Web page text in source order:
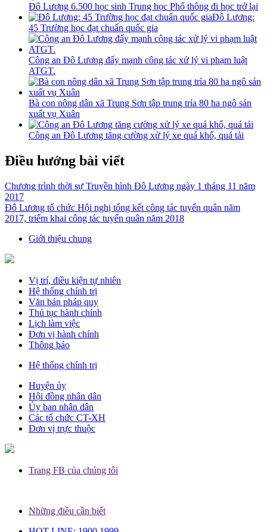
Đô Lương 6.500 học sinh Trung học Phổ thông đi học trở lại
Đô Lương:
45 Trường học đạt chuẩn quốc gia
Công an Đô Lương đẩy mạnh công tác xử lý vi phạm luật
ATGT.
Bà con nông dân xã Trung Sơn tập trung trỉa 80 ha ngô sản
xuất vụ Xuân
Công an Đô Lương tăng cường xử lý xe quá khổ, quá tải
Điều hướng bài viết
Chương trình thời sự Truyền hình Đô Lương ngày 1 tháng 11 năm
2017
Đô Lương tổ chức Hội nghị tổng kết công tác tuyển quân năm
2017, triểm khai công tác tuyển quân năm 2018
Giới thiệu chung
Vị trí, điều kiện tự nhiên
Hệ thống chính trị
Văn bản pháp quy
Thủ tục hành chính
Lịch làm việc
Đơn vị hành chính
Thông báo
Hệ thống chính trị
Huyện ủy
Hội đồng nhân dân
Ủy ban nhân dân
Các tổ chức CT-XH
Đơn vị trực thuộc
Trang FB của chúng tôi
Những điều cần biết